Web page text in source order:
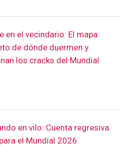
en el vecindario: El mapa
de dónde duermen y
los cracks del Mundial
en vilo: Cuenta regresiva
el Mundial 2026